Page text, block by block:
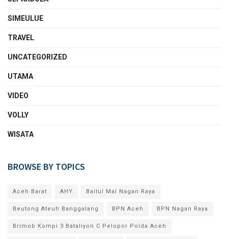
SIMEULUE
TRAVEL
UNCATEGORIZED
UTAMA
VIDEO
VOLLY
WISATA
BROWSE BY TOPICS
Aceh Barat AHY Baitul Mal Nagan Raya
Beutong Ateuh Banggalang BPN Aceh BPN Nagan Raya
Brimob Kompi 3 Bataliyon C Pelopor Polda Aceh